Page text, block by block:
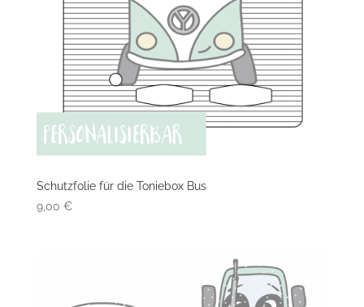
Schutzfolie für die Toniebox Bus
9,00 €